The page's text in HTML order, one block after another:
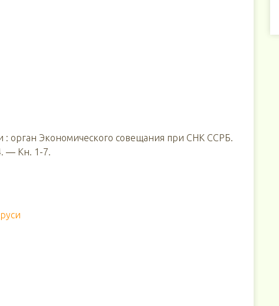
: орган Экономического совещания при СНК ССРБ.
― Кн. 1-7.